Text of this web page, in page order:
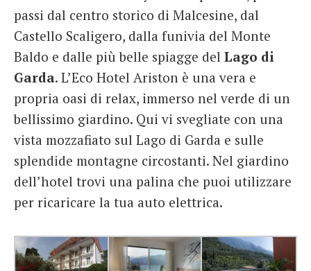
passi dal centro storico di Malcesine, dal
Castello Scaligero, dalla funivia del Monte
Baldo e dalle più belle spiagge del Lago di
Garda. L’Eco Hotel Ariston è una vera e
propria oasi di relax, immerso nel verde di un
bellissimo giardino. Qui vi svegliate con una
vista mozzafiato sul Lago di Garda e sulle
splendide montagne circostanti. Nel giardino
dell’hotel trovi una palina che puoi utilizzare
per ricaricare la tua auto elettrica.